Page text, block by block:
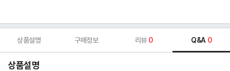
상품설명 구매정보 리뷰 0 Q&A 0
상품설명